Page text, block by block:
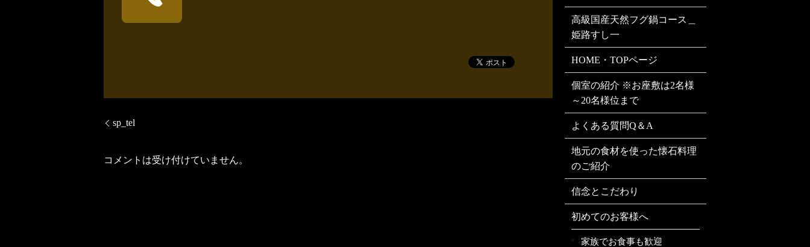
sp_tel
コメントは受け付けていません。
高級国産天然フグ鍋コース＿
姫路すし一
HOME・TOPページ
個室の紹介 ※お座敷は2名様
～20名様位まで
よくある質問Q＆A
地元の食材を使った懐石料理
のご紹介
信念とこだわり
初めてのお客様へ
家族でお食事も歓迎